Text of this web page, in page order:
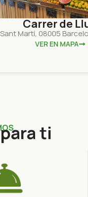
Carrer de
Sant Martí, 08005
VER EN MAPA
ti